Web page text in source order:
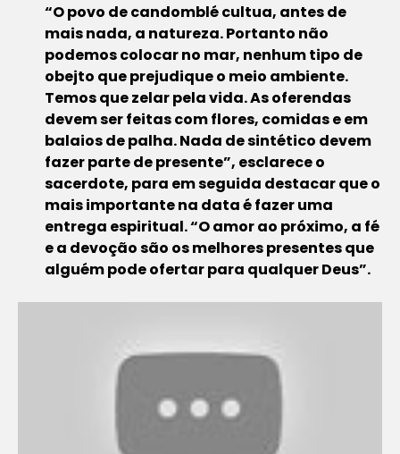
“O povo de candomblé cultua, antes de
mais nada, a natureza. Portanto não
podemos colocar no mar, nenhum tipo de
obejto que prejudique o meio ambiente.
Temos que zelar pela vida. As oferendas
devem ser feitas com flores, comidas e em
balaios de palha. Nada de sintético devem
fazer parte de presente”, esclarece o
sacerdote, para em seguida destacar que o
mais importante na data é fazer uma
entrega espiritual. “O amor ao próximo, a fé
e a devoção são os melhores presentes que
alguém pode ofertar para qualquer Deus”.